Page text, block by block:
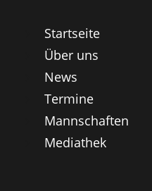
Startseite
Über uns
News
Termine
Mannschaften
Mediathek